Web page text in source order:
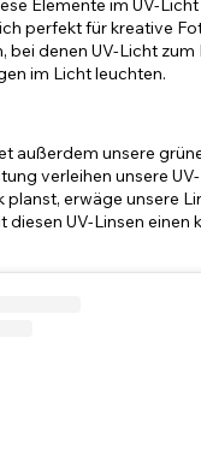
Elemente im UV-
perfekt für kreative
bei denen UV-Licht
im Licht leuchten.
außerdem unsere
verleihen unsere
planst, erwäge unsere
diesen UV-Linsen